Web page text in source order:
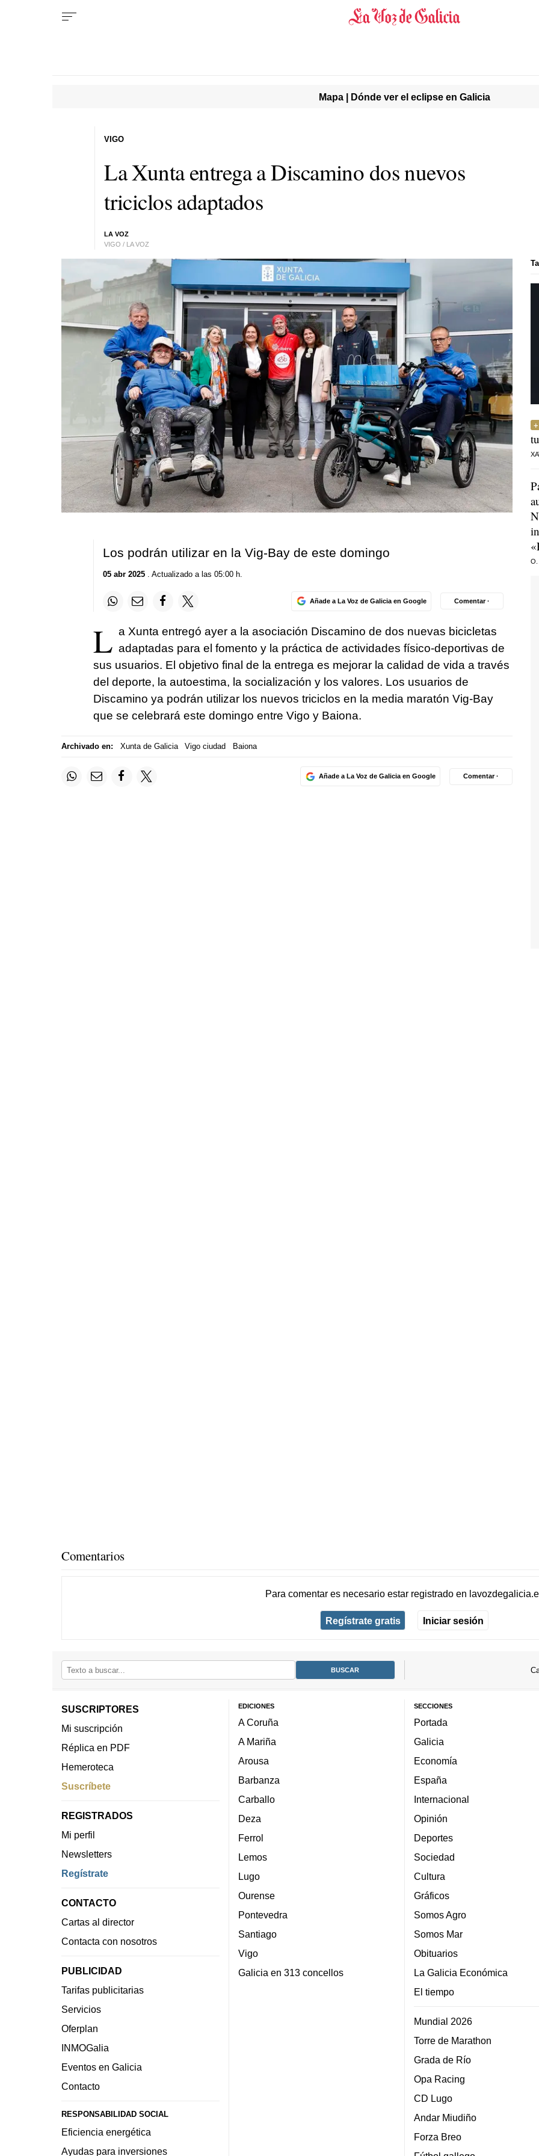
Mapa | Dónde ver el eclipse en Galicia
La Xunta entrega a Discamino dos nuevos
triciclos adaptados
LA VOZ
VIGO / LA VOZ
VIGO
Los podrán utilizar en la Vig-Bay de este domingo
05 abr 2025. Actualizado a las 05:00 h.
Añade a La Voz de Galicia en Google Comentar ·
L a Xunta entregó ayer a la asociación Discamino de dos nuevas bicicletas
adaptadas para el fomento y la práctica de actividades físico-deportivas de
sus usuarios. El objetivo final de la entrega es mejorar la calidad de vida a través
del deporte, la autoestima, la socialización y los valores. Los usuarios de
Discamino ya podrán utilizar los nuevos triciclos en la media maratón Vig-Bay
que se celebrará este domingo entre Vigo y Baiona.
Archivado en: Xunta de Galicia Vigo ciudad Baiona
Añade a La Voz de Galicia en Google Comentar ·
O.
Comentarios
Para comentar es necesario estar registradoen
Regístrate gratis Iniciar sesión
SUSCRIPTORES
Mi suscripción
Réplica en PDF
Hemeroteca
Suscríbete
REGISTRADOS
Mi perfil
Newsletters
Regístrate
CONTACTO
Cartas al director
Contacta con nosotros
PUBLICIDAD
Tarifas publicitarias
Servicios
Oferplan
INMOGalia
Eventos en Galicia
Contacto
RESPONSABILIDAD SOCIAL
Eficiencia energética
Ayudas para inversiones
EDICIONES
A Coruña
A Mariña
Arousa
Barbanza
Carballo
Deza
Ferrol
Lemos
Lugo
Ourense
Pontevedra
Santiago
Vigo
Galicia en 313 concellos
SECCIONES
Portada
Galicia
Economía
España
Internacional
Opinión
Deportes
Sociedad
Cultura
Gráficos
Somos Agro
Somos Mar
Obituarios
La Galicia Económica
El tiempo
Mundial 2026
Torre de Marathon
Grada de Río
Opa Racing
CD Lugo
Andar Miudiño
Forza Breo